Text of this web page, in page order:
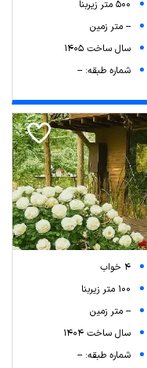
500 متر زیربنا
-- متر زمین
سال ساخت 1405
شماره طبقه: --
4 خواب
100 متر زیربنا
-- متر زمین
سال ساخت 1404
شماره طبقه: --